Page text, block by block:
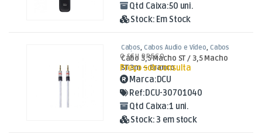
Qtd Caixa:50 uni.
Stock: Em Stock
Cabos, Cabos Áudio e Vídeo, Cabos
Jack 3,5mm
Cabo 3,5 Macho ST / 3,5 Macho
ST 3m – Branco
O SEU PREÇO
Preço sob consulta
Marca:DCU
Ref:DCU-30701040
Qtd Caixa:1 uni.
Stock: 3 em stock